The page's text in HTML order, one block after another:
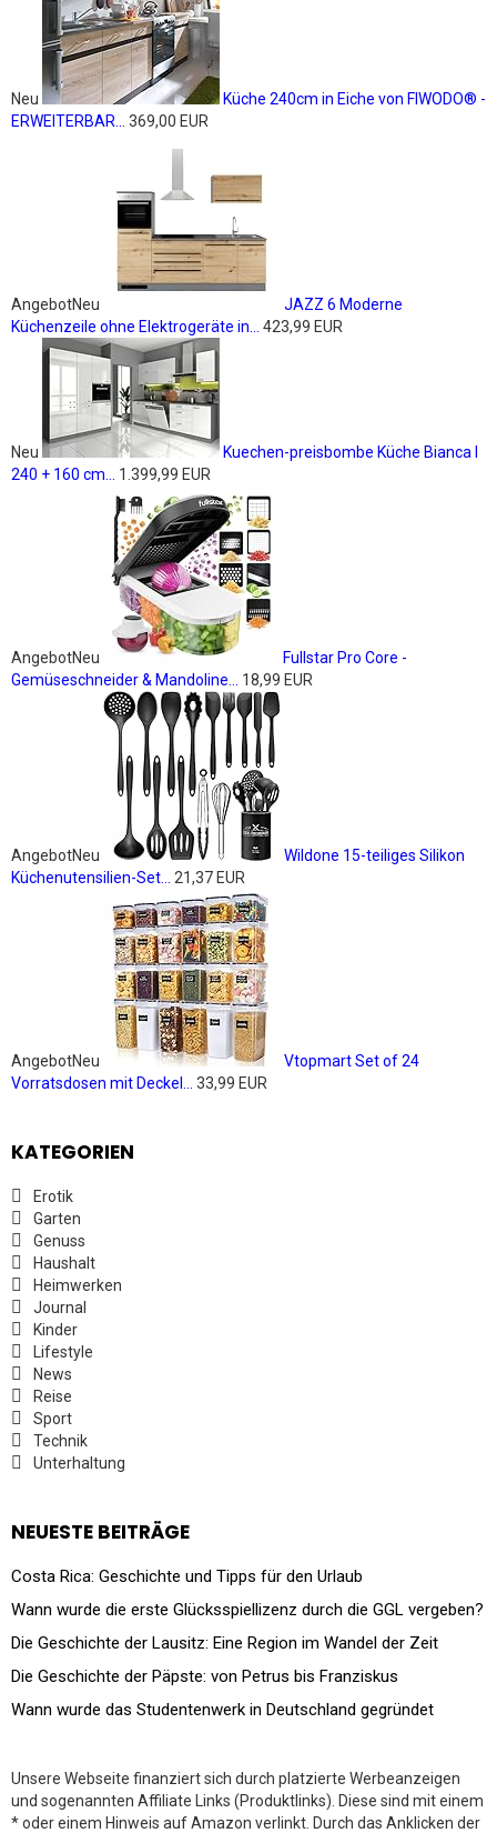
Neu
Küche 240cm in Eiche von FIWODO® -
ERWEITERBAR...
369,00 EUR
AngebotNeu
JAZZ 6 Moderne
Küchenzeile ohne Elektrogeräte in...
423,99 EUR
Neu
Kuechen-preisbombe Küche Bianca I
240 + 160 cm...
1.399,99 EUR
AngebotNeu
Fullstar Pro Core -
Gemüseschneider & Mandoline...
18,99 EUR
AngebotNeu
Wildone 15-teiliges Silikon
Küchenutensilien-Set...
21,37 EUR
AngebotNeu
Vtopmart Set of 24
Vorratsdosen mit Deckel...
33,99 EUR
KATEGORIEN
Erotik
Garten
Genuss
Haushalt
Heimwerken
Journal
Kinder
Lifestyle
News
Reise
Sport
Technik
Unterhaltung
NEUESTE BEITRÄGE
Costa Rica: Geschichte und Tipps für den Urlaub
Wann wurde die erste Glücksspiellizenz durch die GGL vergeben?
Die Geschichte der Lausitz: Eine Region im Wandel der Zeit
Die Geschichte der Päpste: von Petrus bis Franziskus
Wann wurde das Studentenwerk in Deutschland gegründet
Unsere Webseite finanziert sich durch platzierte Werbeanzeigen
und sogenannten Affiliate Links (Produktlinks). Diese sind mit einem
* oder einem Hinweis auf Amazon verlinkt. Durch das Anklicken der